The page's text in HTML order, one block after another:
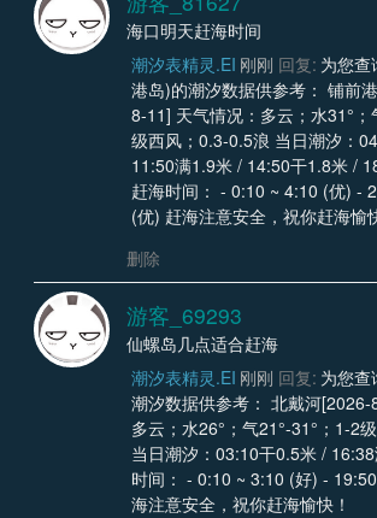
海口明天赶海时间
潮汐表精灵.EI 刚刚 回复: 为您查
港岛)的潮汐数据供参考： 铺前
8-11] 天气情况：多云；水31°；
级西风；0.3-0.5浪 当日潮汐：
11:50满1.9米 / 14:50干1.8米 /
赶海时间： - 0:10 ~ 4:10 (优) -
(优) 赶海注意安全，祝你赶海愉
删除
游客_69293
仙螺岛几点适合赶海
潮汐表精灵.EI 刚刚 回复: 为您查
潮汐数据供参考： 北戴河[2026-
多云；水26°；气21°-31°；1-2
当日潮汐：03:10干0.5米 /
时间： - 0:10 ~ 3:10 (好) -
海注意安全，祝你赶海愉快！